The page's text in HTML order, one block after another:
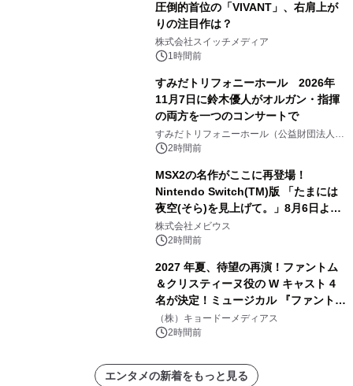
圧倒的首位の「VIVANT」、右肩上が
りの注目作は？
株式会社スイッチメディア
1時間前
すみだトリフォニーホール 2026年
11月7日に鈴木優人がオルガン・指揮
の両方を一つのコンサートで
すみだトリフォニーホール（公益財団法人墨
田区文化振興財団）
2時間前
MSX2の名作がここに再登場！
Nintendo Switch(TM)版 「たまには
夜空(そら)を見上げて。」8月6日より
配信開始！
株式会社メビウス
2時間前
2027 年夏、待望の再演！ファントム
＆クリスティーヌ役の W キャスト 4
名が決定！ミュージカル 『ファント
ム』
（株）キョードーメディアス
2時間前
エンタメの新着をもっと見る